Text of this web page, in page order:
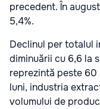
precedent. În
5,4%.
Declinul per totalul
diminuării cu 6,6 la
reprezintă peste
luni, industria
volumului de